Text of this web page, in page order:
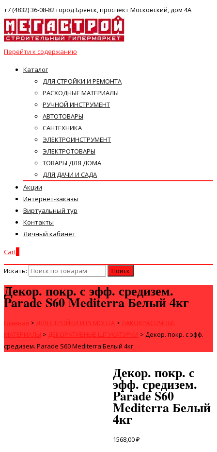
+7 (4832) 36-08-82 город Брянск, проспект Московский, дом 4А
Перейти к содержанию
Каталог
ДЛЯ СТРОЙКИ И РЕМОНТА
РАСХОДНЫЕ МАТЕРИАЛЫ
РУЧНОЙ ИНСТРУМЕНТ
АВТОТОВАРЫ
САНТЕХНИКА
ЭЛЕКТРОИНСТРУМЕНТ
ЭЛЕКТРОТОВАРЫ
ТОВАРЫ ДЛЯ ДОМА
ДЛЯ ДАЧИ И САДА
Акции
Интернет-заказы
Виртуальный тур
Контакты
Личный кабинет
Cart
Искать:
Декор. покр. с эфф. средизем.
Parade S60 Mediterra Белый 4кг
Главная > ДЛЯ СТРОЙКИ И РЕМОНТА > ЛАКОКРАСОЧНЫЕ
МАТЕРИАЛЫ > ДЕКОРАТИВНЫЕ ШТУКАТУРКИ > Декор. покр. с эфф.
средизем. Parade S60 Mediterra Белый 4кг
Декор. покр. с
эфф. средизем.
Parade S60
Mediterra Белый
4кг
1568,00₽